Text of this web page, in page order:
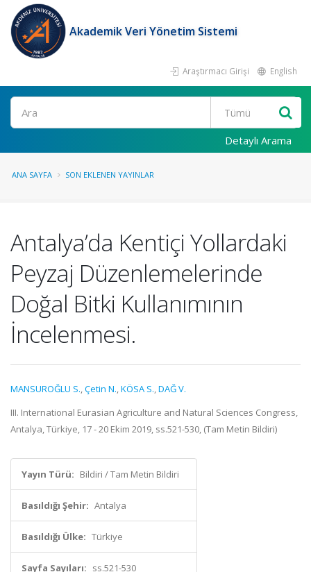
Akademik Veri Yönetim Sistemi
Araştırmacı Girişi English
Ara
Detaylı Arama
ANA SAYFA SON EKLENEN YAYINLAR
Antalya’da Kentiçi Yollardaki
Peyzaj Düzenlemelerinde
Doğal Bitki Kullanımının
İncelenmesi.
MANSUROĞLU S.,Çetin N.,KÖSA S.,DAĞ V.
III. International Eurasian Agriculture and Natural Sciences Congress,
Antalya, Türkiye, 17 - 20 Ekim 2019, ss.521-530, (Tam Metin Bildiri)
Yayın Türü: Bildiri / Tam Metin Bildiri
Basıldığı Şehir: Antalya
Basıldığı Ülke: Türkiye
Sayfa Sayıları: ss.521-530